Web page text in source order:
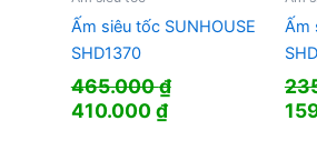
Ấm siêu tốc SUNHOUSE
SHD1370
465.000₫
Giá
410.000₫Giá
Ấm
Giá